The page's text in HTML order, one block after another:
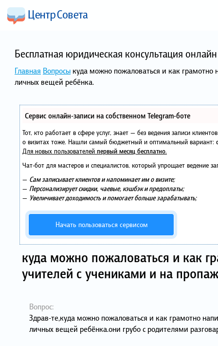
Бесплатная юридическая консультация
Главная Вопросы куда можно пожаловаться и как грамотно
личных вещей ребёнка.
Сервис онлайн-записи на собственном Telegram-боте
Тот, кто работает в сфере услуг, знает — без ведения записи
о визитах тоже. Нашли самый бюджетный и оптимальный вариант:
Для новых пользователей первый месяц бесплатно.
Чат-бот для мастеров и специалистов, который упрощает ведение
— Сам записывает клиентов и напоминает им о визите;
— Персонализирует скидки, чаевые, кэшбэк и предоплаты;
— Увеличивает доходимость и помогает больше зарабатывать;
Начать пользоваться сервисом
куда можно пожаловаться и как
учителей с учениками и на
Вопрос:
Здрав-те,куда можно пожаловаться и как грамотно
личных вещей ребёнка.они грубо с родителями